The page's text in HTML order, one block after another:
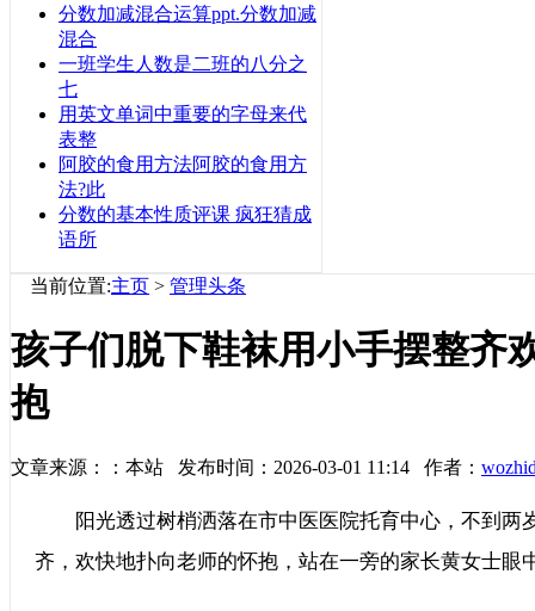
分数加减混合运算ppt.分数加减
混合
一班学生人数是二班的八分之
七
用英文单词中重要的字母来代
表整
阿胶的食用方法阿胶的食用方
法?此
分数的基本性质评课 疯狂猜成
语所
当前位置:主页 > 管理头条
孩子们脱下鞋袜用小手摆整齐
抱
文章来源：：本站 发布时间：2026-03-01 11:14 作者：
阳光透过树梢洒落在市中医医院托育中心，不到两岁
齐，欢快地扑向老师的怀抱，站在一旁的家长黄女士眼中满